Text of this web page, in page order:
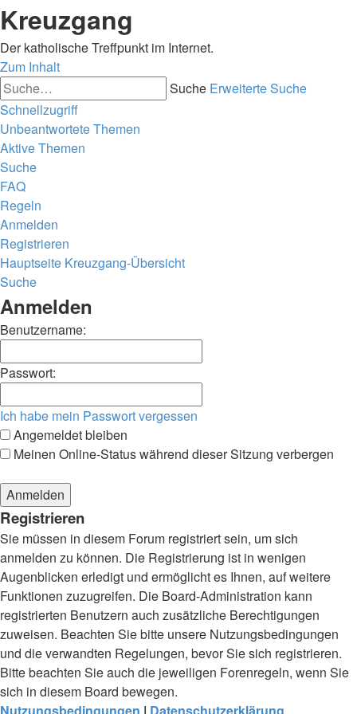
Kreuzgang
Der katholische Treffpunkt im Internet.
Zum Inhalt
Suche Erweiterte Suche
Schnellzugriff
Unbeantwortete Themen
Aktive Themen
Suche
FAQ
Regeln
Anmelden
Registrieren
Hauptseite Kreuzgang-Übersicht
Suche
Anmelden
Benutzername:
Passwort:
Ich habe mein Passwort vergessen
Angemeldet bleiben
Meinen Online-Status während dieser Sitzung verbergen
Registrieren
Sie müssen in diesem Forum registriert sein, um sich
anmelden zu können. Die Registrierung ist in wenigen
Augenblicken erledigt und ermöglicht es Ihnen, auf weitere
Funktionen zuzugreifen. Die Board-Administration kann
registrierten Benutzern auch zusätzliche Berechtigungen
zuweisen. Beachten Sie bitte unsere Nutzungsbedingungen
und die verwandten Regelungen, bevor Sie sich registrieren.
Bitte beachten Sie auch die jeweiligen Forenregeln, wenn Sie
sich in diesem Board bewegen.